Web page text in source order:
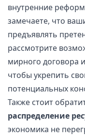
внутренние
замечаете, что
предъявлять
рассмотрите
мирного договора
чтобы укрепить
потенциальных
Также стоит
распределение
экономика не